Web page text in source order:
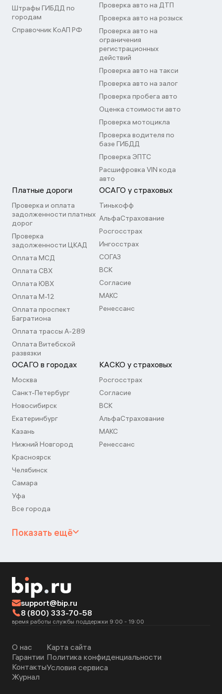
Штрафы ГИБДД по
городам
Справочник КоАП РФ
Проверка авто на ДТП
Проверка авто на розыск
Проверка авто на
ограничения
регистрационных
действий
Проверка авто на такси
Проверка авто на залог
Проверка пробега авто
Оценка стоимости авто
Проверка мотоцикла
Проверка водителя по
базе ГИБДД
Проверка ЭПТС
Расшифровка VIN кода
авто
Платные дороги
Проверка и оплата
задолженности платных
дорог
Проверка
задолженности ЦКАД
Оплата МСД
Оплата СВХ
Оплата ЮВХ
Оплата М-12
Оплата проспект
Багратиона
Оплата трассы А-289
Оплата Витебской
развязки
ОСАГО у страховых
Тинькофф
АльфаСтрахование
Росгосстрах
Ингосстрах
СОГАЗ
ВСК
Согласие
МАКС
Ренессанс
ОСАГО в городах
Москва
Санкт-Петербург
Новосибирск
Екатеринбург
Казань
Нижний Новгород
Красноярск
Челябинск
Самара
Уфа
Все города
КАСКО у страховых
Росгосстрах
Согласие
ВСК
АльфаСтрахование
МАКС
Ренессанс
Показать ещё
support@bip.ru
8 (800) 333-70-58
время работы службы поддержки 9:00 - 19:00
О нас
Гарантии
Контакты
Журнал
Карта сайта
Политика конфиденциальности
Условия сервиса